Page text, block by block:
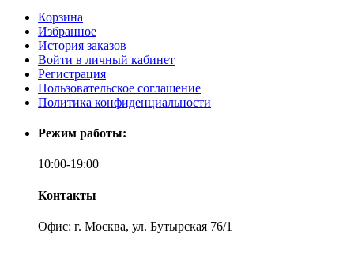
Корзина
Избранное
История заказов
Войти в личный кабинет
Регистрация
Пользовательское соглашение
Политика конфиденциальности
Режим работы:
10:00-19:00
Контакты
Офис: г. Москва, ул. Бутырская 76/1